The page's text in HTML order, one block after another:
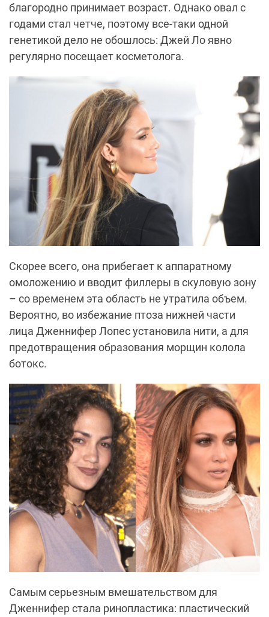
благородно принимает возраст. Однако овал с
годами стал четче, поэтому все-таки одной
генетикой дело не обошлось: Джей Ло явно
регулярно посещает косметолога.
Скорее всего, она прибегает к аппаратному
омоложению и вводит филлеры в скуловую зону
– со временем эта область не утратила объем.
Вероятно, во избежание птоза нижней части
лица Дженнифер Лопес установила нити, а для
предотвращения образования морщин колола
ботокс.
Самым серьезным вмешательством для
Дженнифер стала ринопластика: пластический